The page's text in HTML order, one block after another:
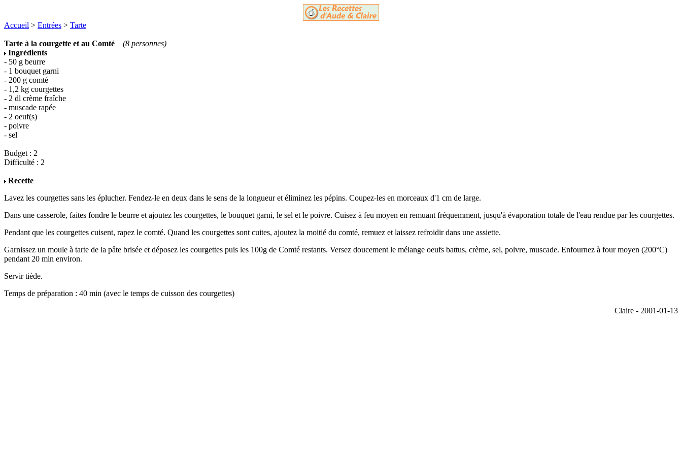
Accueil > Entrées > Tarte
Tarte à la courgette et au Comté
(8 personnes)
Ingrédients
- 50 g beurre
- 1 bouquet garni
- 200 g comté
- 1,2 kg courgettes
- 2 dl crème fraîche
- muscade rapée
- 2 oeuf(s)
- poivre
- sel
Budget : 2
Difficulté : 2
Recette
Lavez les courgettes sans les éplucher. Fendez-le en deux dans le sens de la longueur et éliminez les pépins. Coupez-les en morceaux d'1 cm de large.
Dans une casserole, faites fondre le beurre et ajoutez les courgettes, le bouquet garni, le sel et le poivre. Cuisez à feu moyen en remuant fréquemment, jusqu'à évaporation totale de l'eau rendue par les courgettes.
Pendant que les courgettes cuisent, rapez le comté. Quand les courgettes sont cuites, ajoutez la moitié du comté, remuez et laissez refroidir dans une assiette.
Garnissez un moule à tarte de la pâte brisée et déposez les courgettes puis les 100g de Comté restants. Versez doucement le mélange oeufs battus, crème, sel, poivre, muscade. Enfournez à four moyen (200°C)
pendant 20 min environ.
Servir tiède.
Temps de préparation : 40 min (avec le temps de cuisson des courgettes)
Claire - 2001-01-13